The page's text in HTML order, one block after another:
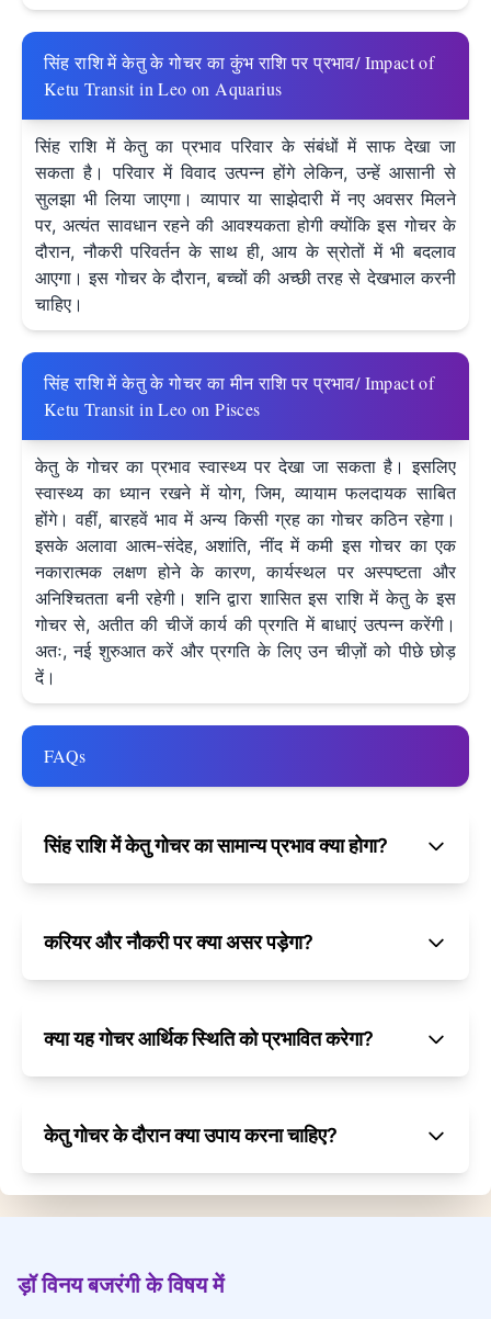
सिंह राशि में केतु के गोचर का कुंभ राशि पर प्रभाव/ Impact of
Ketu Transit in Leo on Aquarius
सिंह राशि में केतु का प्रभाव परिवार के संबंधों में साफ देखा जा
सकता है। परिवार में विवाद उत्पन्न होंगे लेकिन, उन्हें आसानी से
सुलझा भी लिया जाएगा। व्यापार या साझेदारी में नए अवसर मिलने
पर, अत्यंत सावधान रहने की आवश्यकता होगी क्योंकि इस गोचर के
दौरान, नौकरी परिवर्तन के साथ ही, आय के स्रोतों में भी बदलाव
आएगा। इस गोचर के दौरान, बच्चों की अच्छी तरह से देखभाल करनी
चाहिए।
सिंह राशि में केतु के गोचर का मीन राशि पर प्रभाव/ Impact of
Ketu Transit in Leo on Pisces
केतु के गोचर का प्रभाव स्वास्थ्य पर देखा जा सकता है। इसलिए
स्वास्थ्य का ध्यान रखने में योग, जिम, व्यायाम फलदायक साबित
होंगे। वहीं, बारहवें भाव में अन्य किसी ग्रह का गोचर कठिन रहेगा।
इसके अलावा आत्म-संदेह, अशांति, नींद में कमी इस गोचर का एक
नकारात्मक लक्षण होने के कारण, कार्यस्थल पर अस्पष्टता और
अनिश्चितता बनी रहेगी। शनि द्वारा शासित इस राशि में केतु के इस
गोचर से, अतीत की चीजें कार्य की प्रगति में बाधाएं उत्पन्न करेंगी।
अतः, नई शुरुआत करें और प्रगति के लिए उन चीज़ों को पीछे छोड़
दें।
FAQs
सिंह राशि में केतु गोचर का सामान्य प्रभाव क्या होगा?
करियर और नौकरी पर क्या असर पड़ेगा?
क्या यह गोचर आर्थिक स्थिति को प्रभावित करेगा?
केतु गोचर के दौरान क्या उपाय करना चाहिए?
ड़ॉ विनय बजरंगी के विषय में